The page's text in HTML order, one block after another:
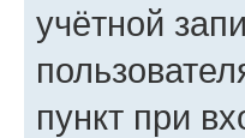
учётной
пункт при